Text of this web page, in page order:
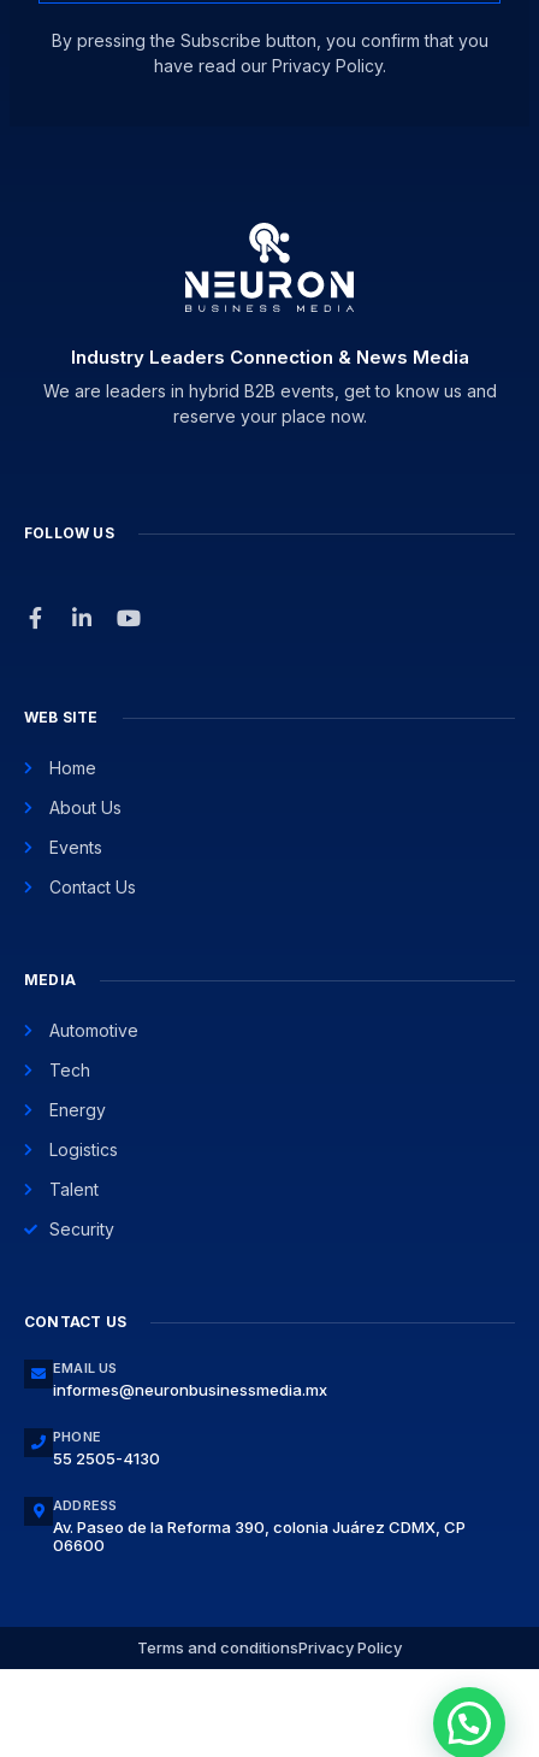
By pressing the Subscribe button, you confirm that you
have read our Privacy Policy.
Industry Leaders Connection & News Media
We are leaders in hybrid B2B events, get to know us and
reserve your place now.
FOLLOW US
WEB SITE
Home
About Us
Events
Contact Us
MEDIA
Automotive
Tech
Energy
Logistics
Talent
Security
CONTACT US
EMAIL US
informes@neuronbusinessmedia.mx
PHONE
55 2505-4130
ADDRESS
Av. Paseo de la Reforma 390, colonia Juárez CDMX, CP
06600
Terms and conditionsPrivacy Policy